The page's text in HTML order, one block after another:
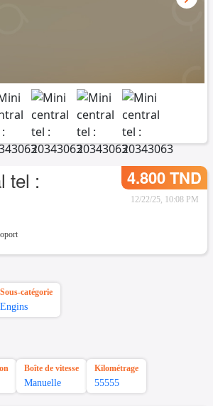
tel :
4.800 TND
12/22/25, 10:08 PM
Sous-catégorie
Engins
Boîte de vitesse
Manuelle
Kilométrage
55555